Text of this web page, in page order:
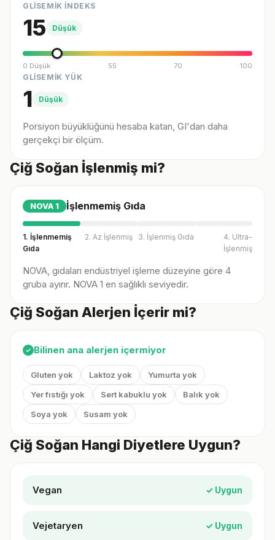
GLİSEMİK İNDEKS
15 Düşük
0 Düşük 55 70 100
GLİSEMİK YÜK
1 Düşük
Porsiyon büyüklüğünü hesaba katan, GI'dan daha
gerçekçi bir ölçüm.
Çiğ Soğan İşlenmiş mi?
NOVA 1 İşlenmemiş Gıda
1. İşlenmemiş
Gıda
2. Az İşlenmiş 3. İşlenmiş Gıda
4. Ultra-
İşlenmiş
NOVA, gıdaları endüstriyel işleme düzeyine göre 4
gruba ayırır. NOVA 1 en sağlıklı seviyedir.
Çiğ Soğan Alerjen İçerir mi?
✓ Bilinen ana alerjen içermiyor
Gluten yok Laktoz yok
Yumurta yok
Yer fıstığı yok
Sert kabuklu yok
Balık yok
Soya yok
Susam yok
Çiğ Soğan Hangi Diyetlere Uygun?
Vegan ✓ Uygun
Vejetaryen ✓ Uygun